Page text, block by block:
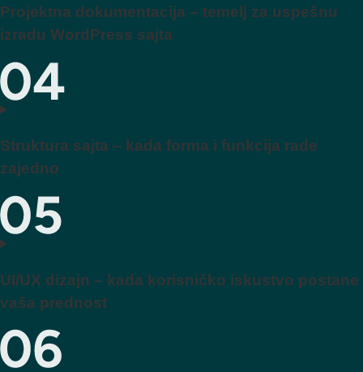
Projektna dokumentacija – temelj za uspešnu
izradu WordPress sajta
Struktura sajta – kada forma i funkcija rade
zajedno
UI/UX dizajn – kada korisničko iskustvo postane
vaša prednost